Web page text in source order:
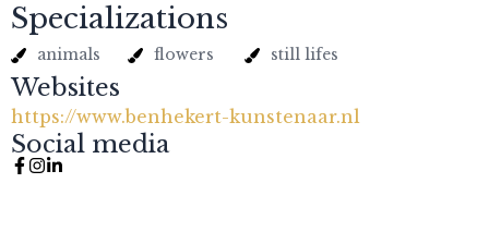
Specializations
animals flowers still lifes
Websites
https://www.benhekert-kunstenaar.nl
Social media